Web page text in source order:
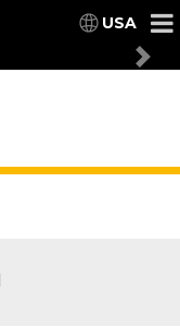
USA